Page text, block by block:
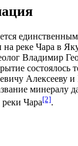
реке Чара в
Владимир
состоялось
Алексееву и
минералу
реки Чара[2].